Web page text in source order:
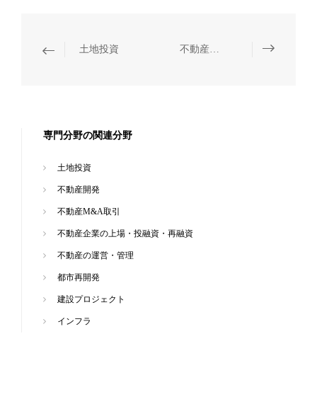
土地投資 不動産M&A取引
専門分野の関連分野
土地投資
不動産開発
不動産M&A取引
不動産企業の上場・投融資・再融資
不動産の運営・管理
都市再開発
建設プロジェクト
インフラ